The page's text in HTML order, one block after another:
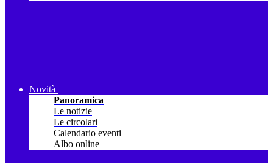
Novità
Panoramica
Le notizie
Le circolari
Calendario eventi
Albo online